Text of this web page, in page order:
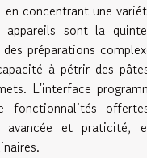
concentrant une
sont la
préparations
à pétrir des
L'interface
avancée et praticité,